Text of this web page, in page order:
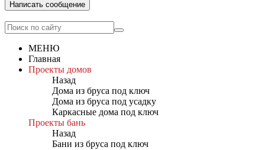
Написать сообщение
МЕНЮ
Главная
Проекты домов
Назад
Дома из бруса под ключ
Дома из бруса под усадку
Каркасные дома под ключ
Проекты бань
Назад
Бани из бруса под ключ